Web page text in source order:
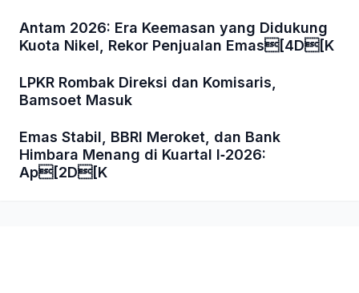
Antam 2026: Era Keemasan yang Didukung
Kuota Nikel, Rekor Penjualan Emas[4D[K
LPKR Rombak Direksi dan Komisaris,
Bamsoet Masuk
Emas Stabil, BBRI Meroket, dan Bank
Himbara Menang di Kuartal I‑2026:
Ap[2D[K